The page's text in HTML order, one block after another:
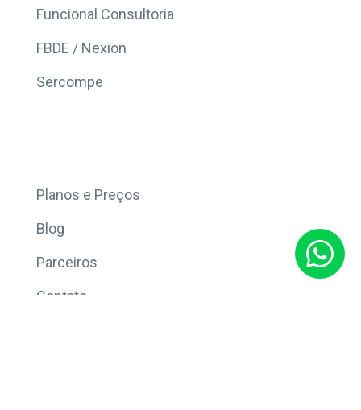
Funcional Consultoria
FBDE / Nexion
Sercompe
Planos e Preços
Blog
Parceiros
Contato